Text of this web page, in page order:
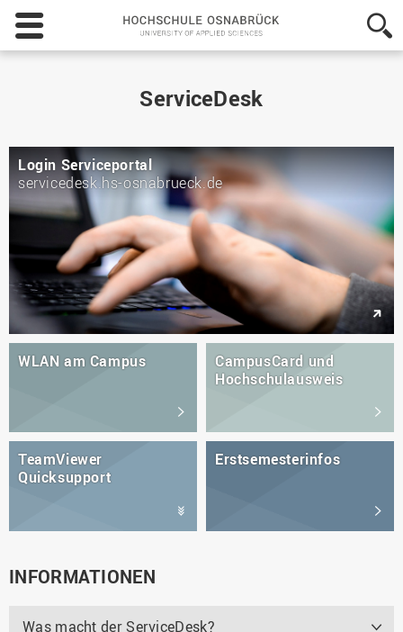
Hochschule
Osnabrück
-
ServiceDesk
Login Serviceportal
servicedesk.hs-osnabrueck.de
WLAN am Campus
CampusCard und
Hochschulausweis
TeamViewer
Quicksupport
Erstsemesterinfos
INFORMATIONEN
Was macht der ServiceDesk?